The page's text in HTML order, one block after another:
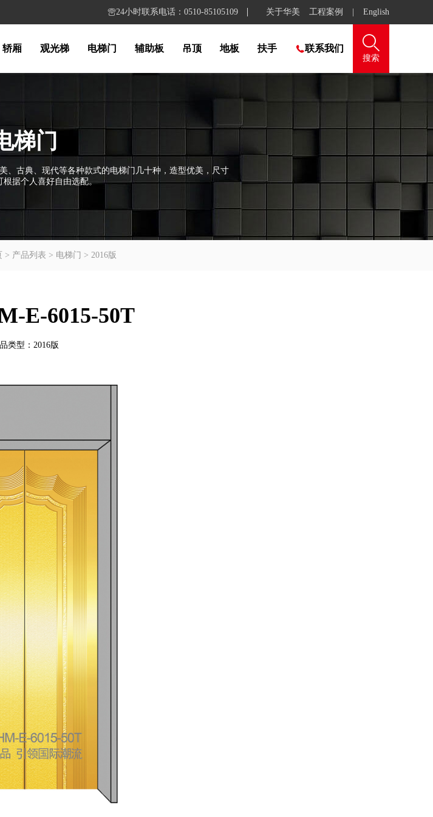
24小时联系电话：0510-85105109 关于华美 工程案例 English
轿厢 观光梯 电梯门 辅助板 吊顶 地板 扶手 联系我们 
搜索
梯门
、古典、现代等各种款式的电梯门几十种，造型优美，尺寸
据个人喜好自由选配。
> 产品列表 > 电梯门 > 2016版
E-6015-50T
类型：2016版